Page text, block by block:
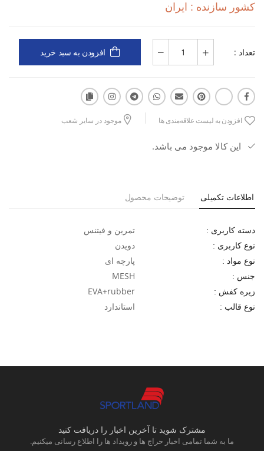
سبک و منعطف برای حرکات آزاد
است که کیفیت و راحتی را در کنار هم می‌طلبد.
کشور سازنده : ایران
تعداد : افزودن به سبد خرید
افزودن به لیست علاقه‌مندی ها موجود در سایر شعب
این کالا موجود می باشد.
اطلاعات تکمیلی توضیحات محصول
دسته کاربری : تمرین و فیتنس
نوع کاربری : دویدن
نوع مواد : پارچه ای
جنس : MESH
زیره کفش : EVA+rubber
نوع قالب : استاندارد
مشترک شوید تا آخرین اخبار را دریافت کنید
ما به شما تمامی اخبار حراج ها و رویداد ها را اطلاع رسانی میکنیم.